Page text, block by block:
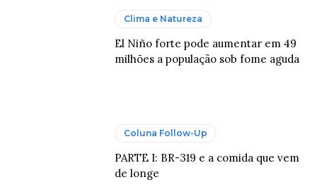
Clima e Natureza
El Niño forte pode aumentar em 49
milhões a população sob fome aguda
Coluna Follow-Up
PARTE I: BR-319 e a comida que vem
de longe